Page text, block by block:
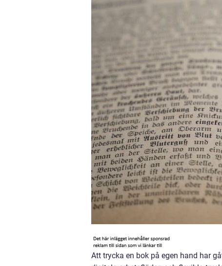
Att trycka en bok på egen hand har